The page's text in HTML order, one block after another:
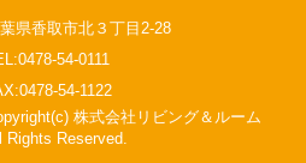
県香取市北３丁目2-28
54-0111
54-1122
株式会社リビング＆ルーム
Rights Reserved.